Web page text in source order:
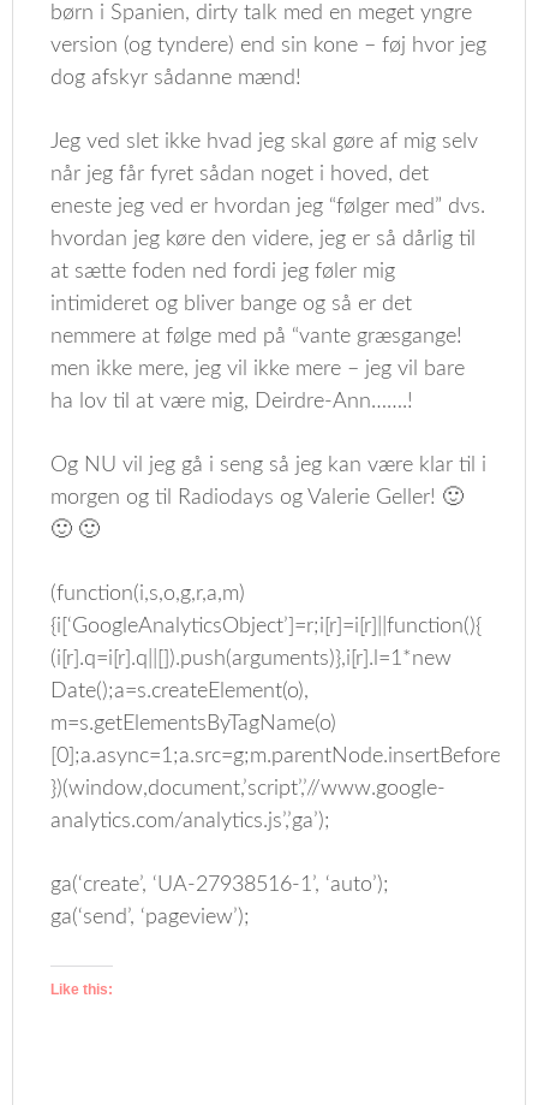
børn i Spanien, dirty talk med en meget yngre
version (og tyndere) end sin kone – føj hvor jeg
dog afskyr sådanne mænd!
Jeg ved slet ikke hvad jeg skal gøre af mig selv
når jeg får fyret sådan noget i hoved, det
eneste jeg ved er hvordan jeg “følger med” dvs.
hvordan jeg køre den videre, jeg er så dårlig til
at sætte foden ned fordi jeg føler mig
intimideret og bliver bange og så er det
nemmere at følge med på “vante græsgange!
men ikke mere, jeg vil ikke mere – jeg vil bare
ha lov til at være mig, Deirdre-Ann…….!
Og NU vil jeg gå i seng så jeg kan være klar til i
morgen og til Radiodays og Valerie Geller! 🙂
🙂 🙂
(function(i,s,o,g,r,a,m)
{i[‘GoogleAnalyticsObject’]=r;i[r]=i[r]||function(){
(i[r].q=i[r].q||[]).push(arguments)},i[r].l=1*new
Date();a=s.createElement(o),
m=s.getElementsByTagName(o)
})(window,document,’script’,’//www.google-
analytics.com/analytics.js’,’ga’);
ga(‘create’, ‘UA-27938516-1’, ‘auto’);
ga(‘send’, ‘pageview’);
Like this: